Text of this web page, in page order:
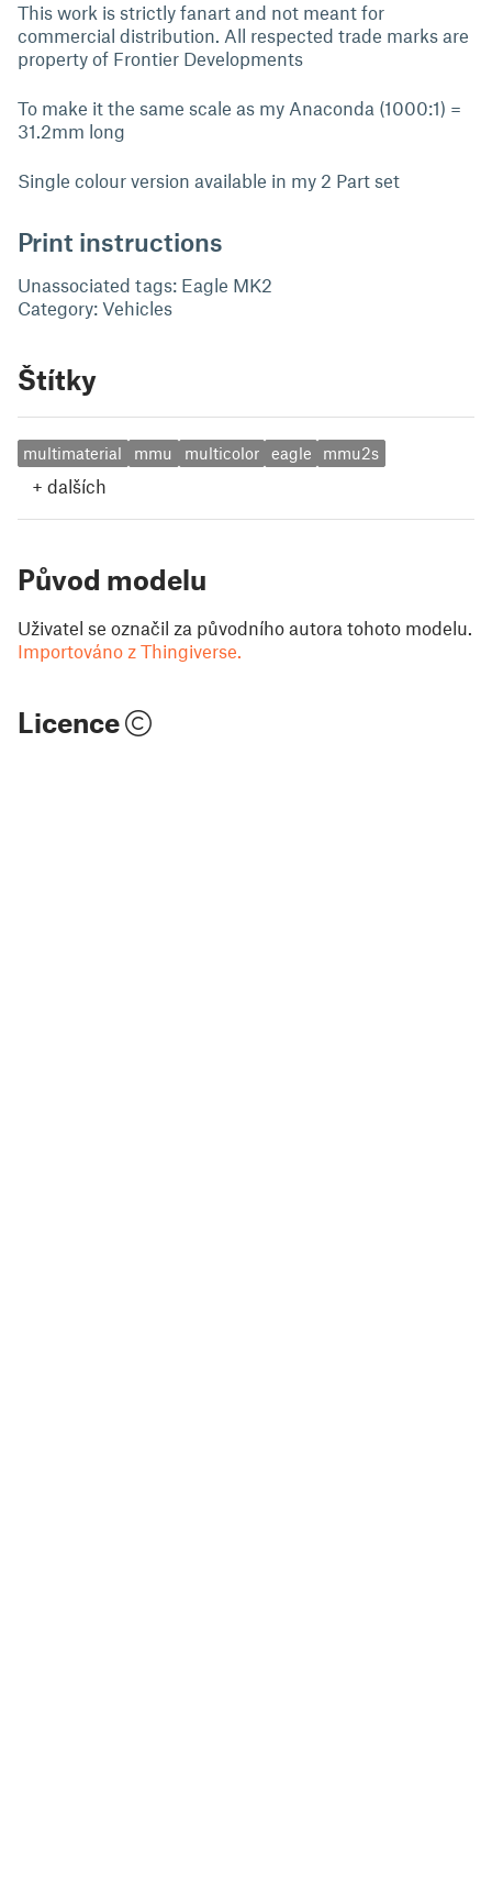
This work is strictly fanart and not meant for
commercial distribution. All respected trade marks are
property of Frontier Developments
To make it the same scale as my Anaconda (1000:1) =
31.2mm long
Single colour version available in my 2 Part set
Print instructions
Unassociated tags: Eagle MK2
Category: Vehicles
Štítky
multimaterial mmu multicolor eagle mmu2s
+ dalších
Původ modelu
Uživatel se označil za původního autora tohoto modelu.
Importováno z Thingiverse.
Licence